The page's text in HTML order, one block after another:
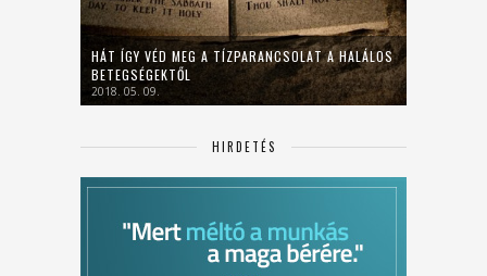
HÁT ÍGY VÉD MEG A TÍZPARANCSOLAT A HALÁLOS
BETEGSÉGEKTŐL
2018. 05. 09.
HIRDETÉS